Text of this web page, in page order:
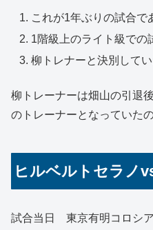
これが1年ぶりの試合で
1階級上のライト級での
柳トレナーと決別して
柳トレーナーは畑山の引退
のトレーナーとなっていたの
ヒルベルトセラノ
試合当日 東京有明コロシ